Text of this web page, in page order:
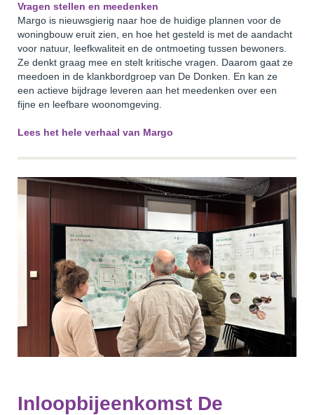
Vragen stellen en meedenken
Margo is nieuwsgierig naar hoe de huidige plannen voor de
woningbouw eruit zien, en hoe het gesteld is met de aandacht
voor natuur, leefkwaliteit en de ontmoeting tussen bewoners.
Ze denkt graag mee en stelt kritische vragen. Daarom gaat ze
meedoen in de klankbordgroep van De Donken. En kan ze
een actieve bijdrage leveren aan het meedenken over een
fijne en leefbare woonomgeving.
Lees het hele verhaal van Margo
Inloopbijeenkomst De